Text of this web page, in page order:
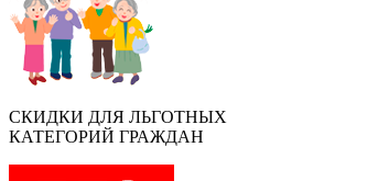
СКИДКИ ДЛЯ ЛЬГОТНЫХ
КАТЕГОРИЙ ГРАЖДАН